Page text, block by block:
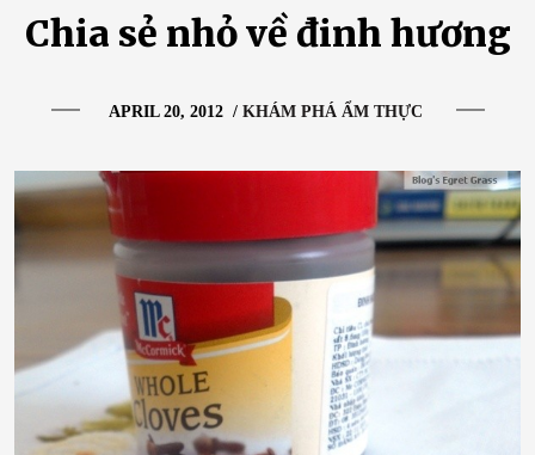
Chia sẻ nhỏ về đinh hương
APRIL 20, 2012/ KHÁM PHÁ ẨM THỰC